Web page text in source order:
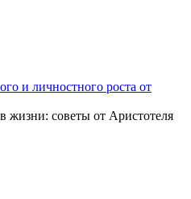
и личностного роста от
жизни: советы от Аристотеля